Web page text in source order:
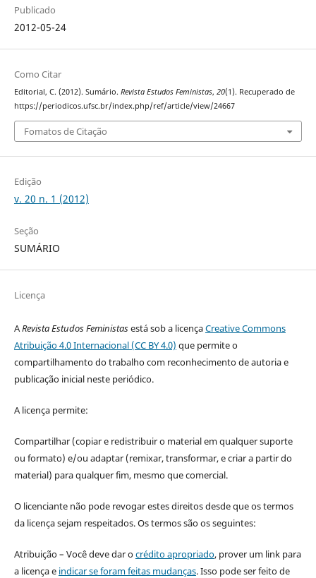
Publicado
2012-05-24
Como Citar
Editorial, C. (2012). Sumário. Revista Estudos Feministas, 20(1). Recuperado de
https://periodicos.ufsc.br/index.php/ref/article/view/24667
Fomatos de Citação
Edição
v. 20 n. 1 (2012)
Seção
SUMÁRIO
Licença
ARevista Estudos Feministasestá sob a licençaCreative Commons
Atribuição 4.0 Internacional (CC BY 4.0) que permite o
compartilhamento do trabalho com reconhecimento de autoria e
publicação inicial neste periódico.
A licença permite:
Compartilhar (copiar e redistribuir o material em qualquer suporte
ou formato) e/ou adaptar (remixar, transformar, e criar a partir do
material) para qualquer fim, mesmo que comercial.
O licenciante não pode revogar estes direitos desde que os termos
da licença sejam respeitados. Os termos são os seguintes:
Atribuição – Você deve dar ocrédito apropriado, prover um link para
a licença e indicar se foram feitas mudanças. Isso pode ser feito de